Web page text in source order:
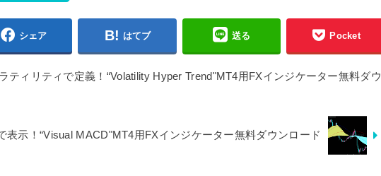
シェア はてブ 送る Pocket
ティリティで定義！“Volatility Hyper Trend"MT4用FXインジケーター無料ダウ
表示！“Visual MACD"MT4用FXインジケーター無料ダウンロード